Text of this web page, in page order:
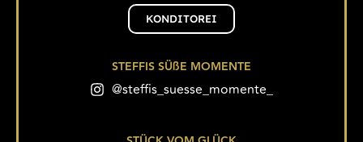
KONDITOREI
STEFFIS SÜßE MOMENTE
@steffis_suesse_momente_